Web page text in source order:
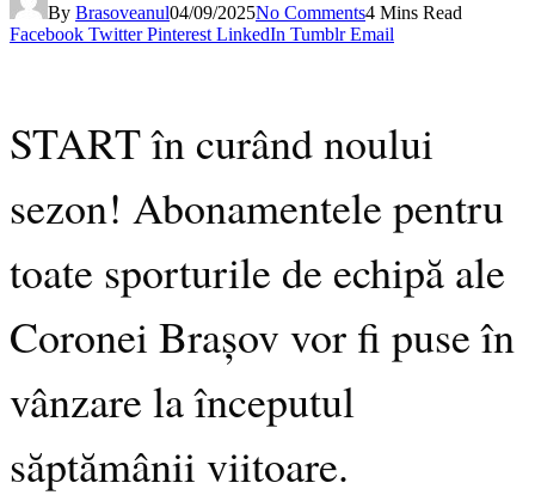
By Brasoveanul04/09/2025No Comments4 Mins Read
Facebook Twitter Pinterest LinkedIn Tumblr Email
START în curând noului
sezon! Abonamentele pentru
toate sporturile de echipă ale
Coronei Brașov vor fi puse în
vânzare la începutul
săptămânii viitoare.